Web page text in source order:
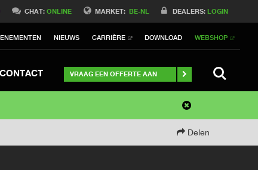
MARKET: BE-NL DEALERS: LOGIN
CHAT:ONLINE
NIEUWS CARRIÈRE DOWNLOAD WEBSHOP
CONTACT VRAAG EEN OFFERTE AAN
Delen